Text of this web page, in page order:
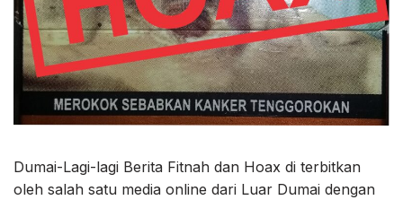
Dumai-Lagi-lagi Berita Fitnah dan Hoax di terbitkan
oleh salah satu media online dari Luar Dumai dengan